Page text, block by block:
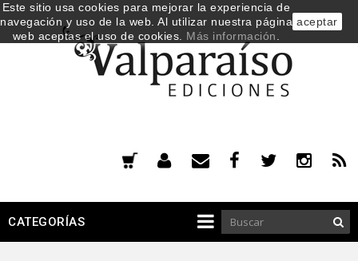
CATEGORÍAS
Este sitio usa cookies para mejorar la experiencia de
navegación y uso de la web. Al utilizar nuestra página
web aceptas el uso de cookies. Más información
aceptar